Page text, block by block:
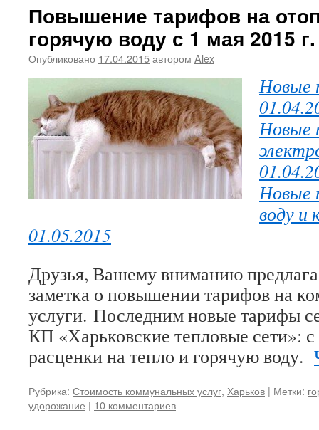
Повышение тарифов на
горячую воду с 1 мая 2015 г.
Опубликовано 17.04.2015автором Alex
Новые
Новые
Новые
воду и
01.05.2015
Друзья, Вашему вниманию
заметка о повышении тарифов на
услуги. Последним новые тарифы
КП «Харьковские тепловые сети»:
расценки на тепло и горячую воду.
Рубрика: Стоимость коммунальных услуг, Харьков | Метки:
удорожание | 10 комментариев